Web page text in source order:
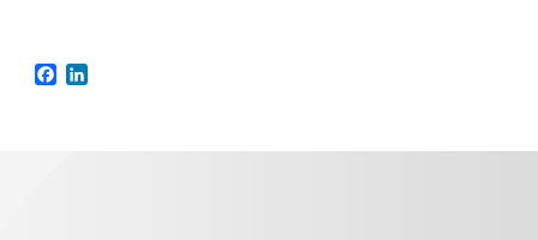
Facebook